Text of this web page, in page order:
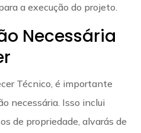
a execução do projeto.
Necessária
Técnico, é importante
necessária. Isso inclui
de propriedade, alvarás de